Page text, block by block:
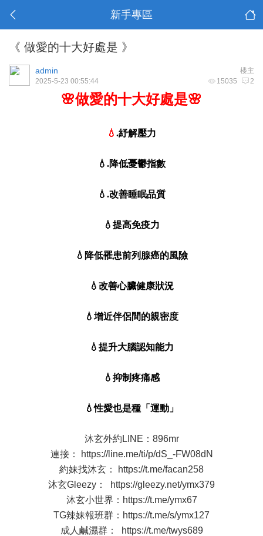
新手專區
《 做愛的十大好處是 》
楼主
admin
15035 2
2025-5-23 00:55:44
🌸做愛的十大好處是🌸
💧 .紓解壓力
💧.降低憂鬱指數
💧.改善睡眠品質
💧提高免疫力
💧降低罹患前列腺癌的風險
💧改善心臟健康狀況
💧增近伴侶間的親密度
💧提升大腦認知能力
💧抑制疼痛感
💧性愛也是種「運動」
沐玄外約LINE：896mr
連接：
https://line.me/ti/p/dS_-FW08dN
約妹找沐玄：
https://t.me/facan258
沐玄Gleezy：
https://gleezy.net/ymx379
沐玄小世界： https://t.me/ymx67
TG辣妹報班群： https://t.me/s/ymx127
成人鹹濕群：
https://t.me/twys689